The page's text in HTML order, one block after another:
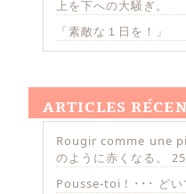
上を下への大騒ぎ。
「素敵な１日を！」
ARTICLES
Rougir comme une
のように赤くなる。
Pousse-toi ! ･･･ どい